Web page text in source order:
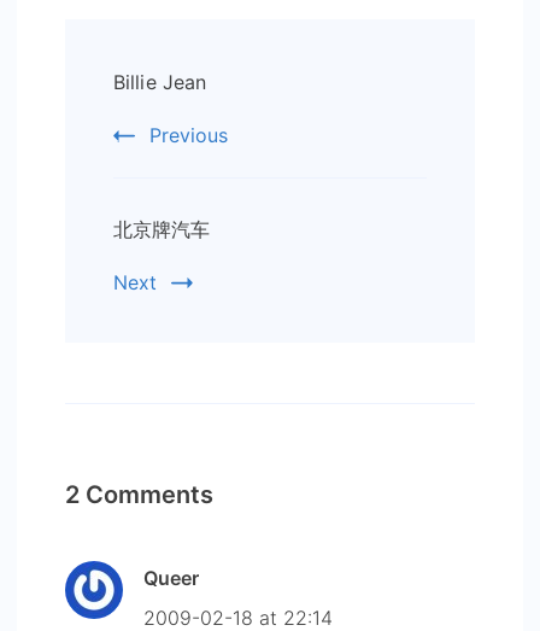
Navigation
Billie Jean
Previous
北京牌汽车
Next
2 Comments
Queer
2009-02-18 at 22:14